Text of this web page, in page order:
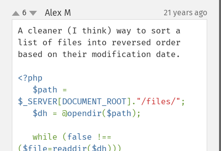
up
down
6 Alex M 21 years ago
A cleaner (I think) way to sort a
list of files into reversed order
based on their modification date.
<?php
   $path
$_SERVER[DOCUMENT_ROOT]. "/files/" ;
$dh = @opendir($path );
   while (
false
!==
($file=readdir($dh )))